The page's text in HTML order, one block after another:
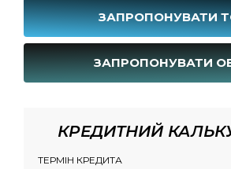
ЗАПРОПОНУВАТИ
ЗАПРОПОНУВАТИ
КРЕДИТНИЙ
ТЕРМІН КРЕДИТА